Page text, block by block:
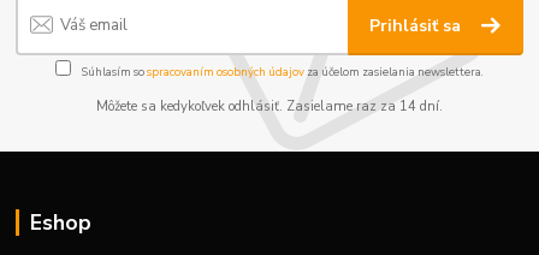
Prihlásiť sa
Súhlasím sospracovaním osobných údajov za účelom zasielania newslettera.
Môžete sa kedykoľvek odhlásiť. Zasielame raz za 14 dní.
Eshop